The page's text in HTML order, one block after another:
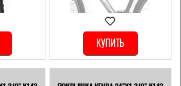
КУПИТЬ